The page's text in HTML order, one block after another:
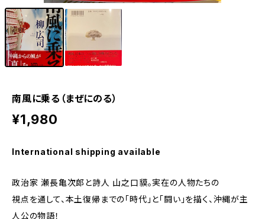
南風に乗る（まぜにのる）
¥1,980
International shipping available
政治家 瀬長亀次郎と詩人 山之口貘。実在の人物たちの
視点を通して、本土復帰までの「時代」と「闘い」を描く、沖縄が主
人公の物語！